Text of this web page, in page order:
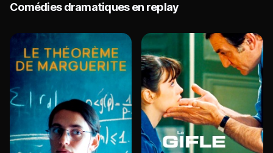
Comédies dramatiques en replay